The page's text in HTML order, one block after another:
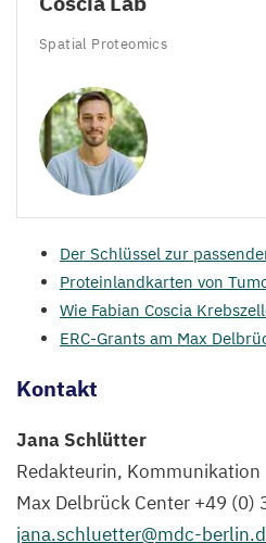
Spatial Proteomics
Der Schlüssel zur
Proteinlandkarten von
Wie Fabian Coscia
ERC-Grants am Max
Kontakt
Jana Schlütter
Redakteurin, Kommunikation
Max Delbrück Center +49 (0)
jana.​schluetter@​mdc-​